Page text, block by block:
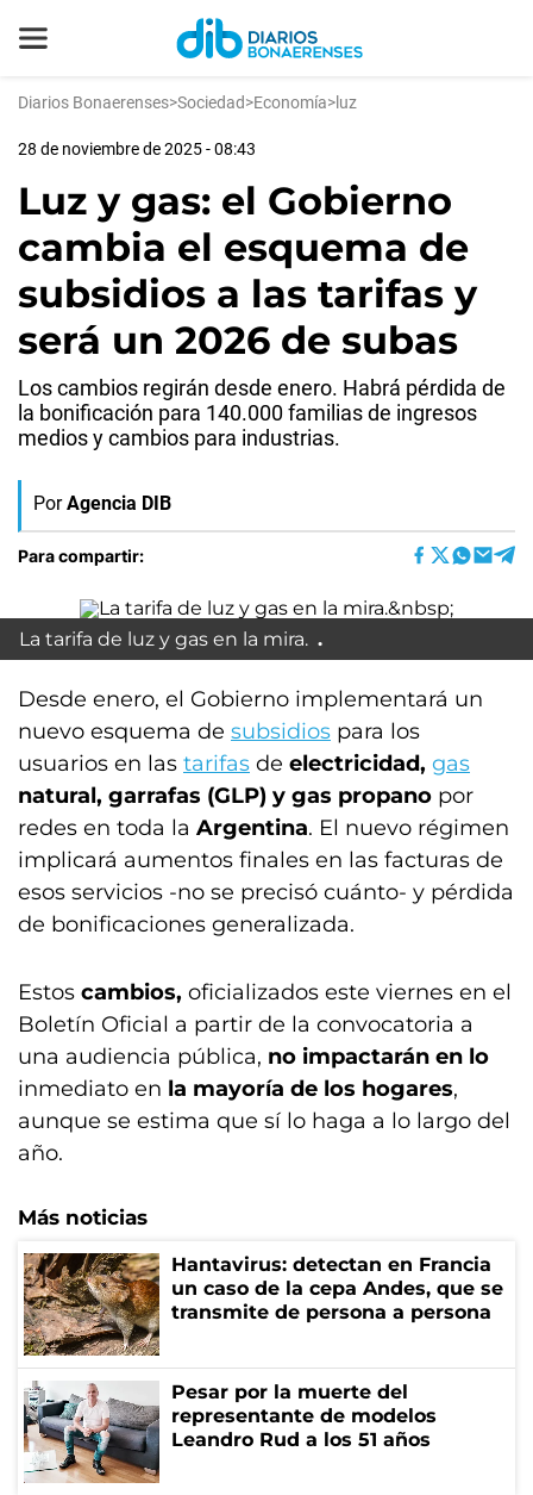
Diarios Bonaerenses>Sociedad>Economía> luz
28 de noviembre de 2025 - 08:43
Luz y gas: el Gobierno
cambia el esquema de
subsidios a las tarifas y
será un 2026 de subas
Los cambios regirán desde enero. Habrá pérdida de
la bonificación para 140.000 familias de ingresos
medios y cambios para industrias.
Por Agencia DIB
Para compartir:
La tarifa de luz y gas en la mira.
Desde enero, el Gobierno implementará un
nuevo esquema de subsidios para los
usuarios en las tarifas de electricidad, gas
natural, garrafas (GLP) y gas propano por
redes en toda la Argentina. El nuevo régimen
implicará aumentos finales en las facturas de
esos servicios -no se precisó cuánto- y pérdida
de bonificaciones generalizada.
Estos cambios, oficializados este viernes en el
Boletín Oficial a partir de la convocatoria a
una audiencia pública, no impactarán en lo
inmediato en la mayoría de los hogares,
aunque se estima que sí lo haga a lo largo del
año.
Más noticias
Hantavirus: detectan en Francia
un caso de la cepa Andes, que se
transmite de persona a persona
Pesar por la muerte del
representante de modelos
Leandro Rud a los 51 años